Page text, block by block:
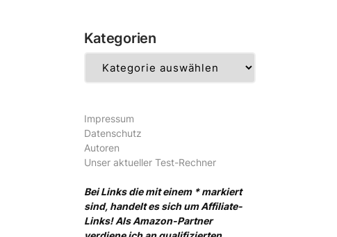
Kategorien
Impressum
Datenschutz
Autoren
Unser aktueller Test-Rechner
Bei Links die mit einem * markiert
sind, handelt es sich um Affiliate-
Links! Als Amazon-Partner